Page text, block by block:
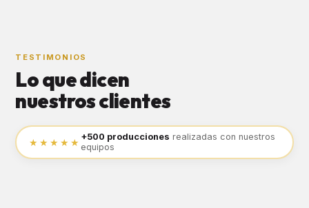
TESTIMONIOS
Lo que dicen
nuestros clientes
★★★★★ +500 producciones realizadas con nuestros
equipos